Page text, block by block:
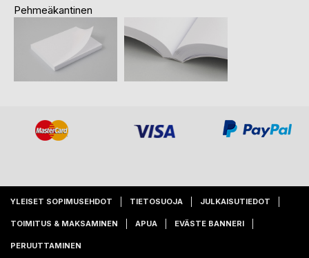
Pehmeäkantinen
YLEISET SOPIMUSEHDOT TIETOSUOJA JULKAISUTIEDOT
TOIMITUS & MAKSAMINEN APUA EVÄSTE BANNERI
PERUUTTAMINEN